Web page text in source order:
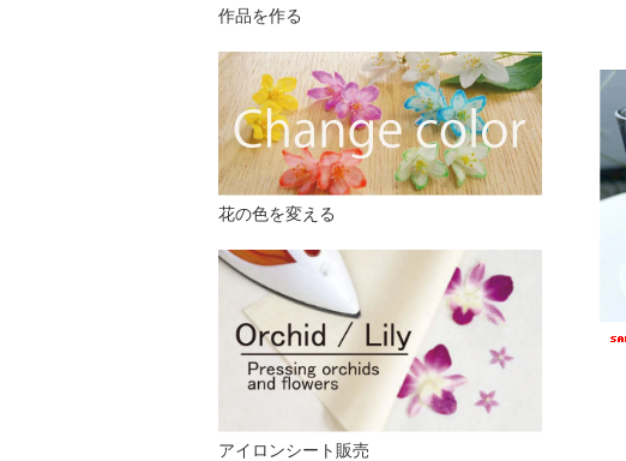
作品を作る
花の色を変える
アイロンシート販売